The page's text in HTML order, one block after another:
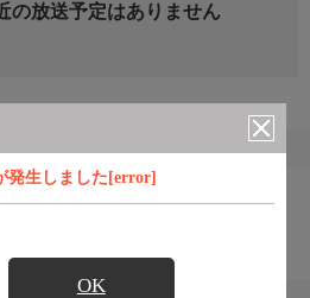
発生しました[error]
OK
の放送予定はありません
組